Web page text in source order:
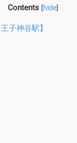
Contents [hide]
子神谷駅】